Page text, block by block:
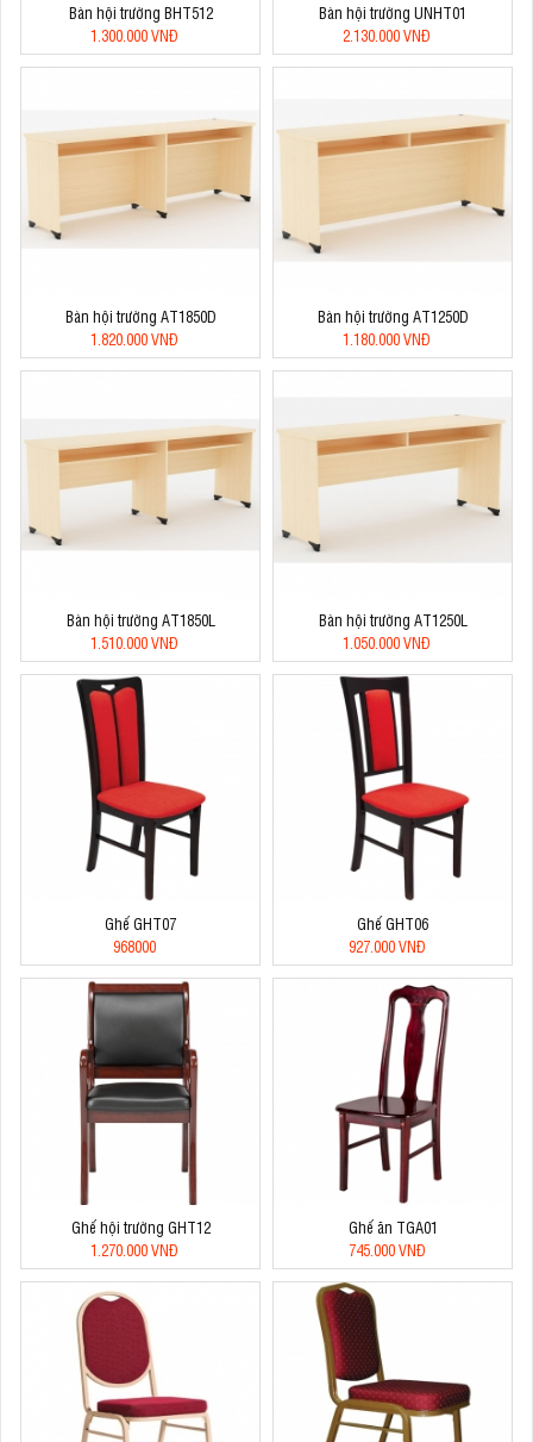
Bàn hội trường BHT512
1.300.000 VNĐ
Bàn hội trường UNHT01
2.130.000 VNĐ
Bàn hội trường AT1850D
1.820.000 VNĐ
Bàn hội trường AT1250D
1.180.000 VNĐ
Bàn hội trường AT1850L
1.510.000 VNĐ
Bàn hội trường AT1250L
1.050.000 VNĐ
Ghế GHT07
968000
Ghế GHT06
927.000 VNĐ
Ghế hội trường GHT12
1.270.000 VNĐ
Ghế ăn TGA01
745.000 VNĐ